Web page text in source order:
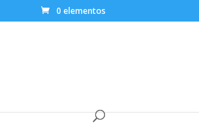
0 elementos